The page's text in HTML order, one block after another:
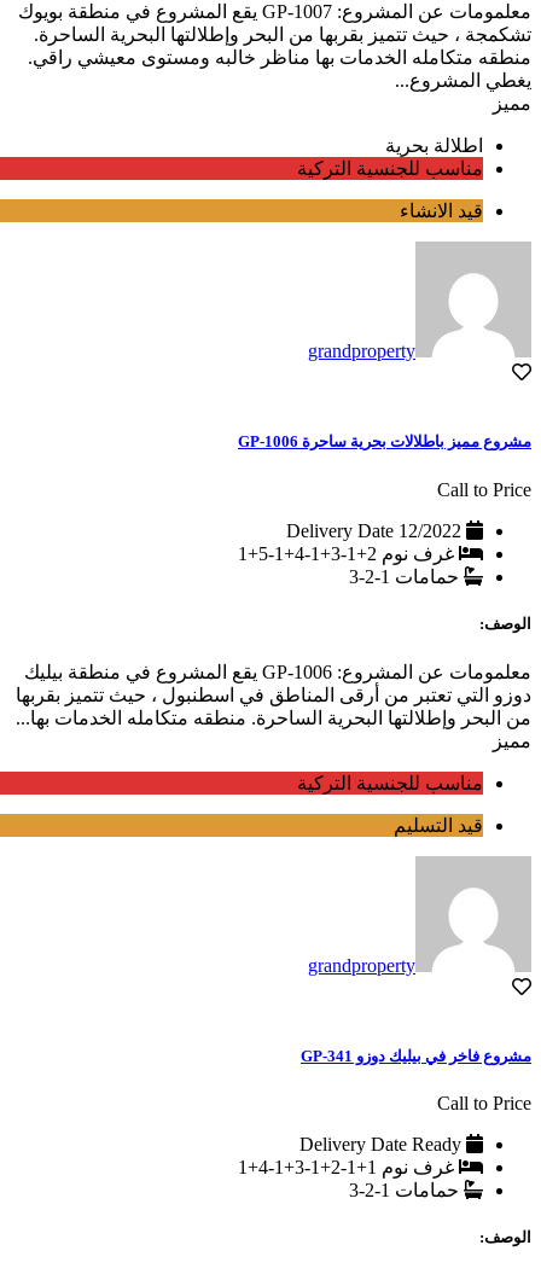
معلمومات عن المشروع: GP-1007 يقع المشروع في منطقة بويوك
تشكمجة ، حيث تتميز بقربها من البحر وإطلالتها البحرية الساحرة.
منطقه متكامله الخدمات بها مناظر خالبه ومستوى معيشي راقي.
يغطي المشروع...
مميز
اطلالة بحرية
مناسب للجنسية التركية
قيد الانشاء
grandproperty
مشروع مميز باطلالات بحرية ساحرة GP-1006
Call to Price
Delivery Date 12/2022
غرف نوم 2+1-3+1-4+1-5+1
حمامات 1-2-3
الوصف:
معلمومات عن المشروع: GP-1006 يقع المشروع في منطقة بيليك
دوزو التي تعتبر من أرقى المناطق في اسطنبول ، حيث تتميز بقربها
من البحر وإطلالتها البحرية الساحرة. منطقه متكامله الخدمات بها...
مميز
مناسب للجنسية التركية
قيد التسليم
grandproperty
مشروع فاخر في بيليك دوزو GP-341
Call to Price
Delivery Date Ready
غرف نوم 1+1-2+1-3+1-4+1
حمامات 1-2-3
الوصف: